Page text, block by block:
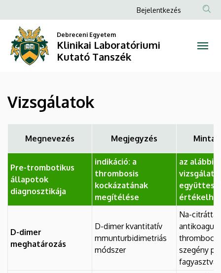
Klinikai
Laboratóriumi
Tanszék
a
tartalomra
Anonim
fiók
menüje
Bejelentkezés
Debreceni Egyetem
Klinikai Laboratóriumi
Kutató Tanszék
Vizsgálatok
Megnevezés Megjegyzés Minta
Pre-trombotikus
állapotok
diagnosztikája
indikáció: a
thrombosis
kockázatának
megítélése
az alábbi
D-dimer
meghatározás
D-dimer kvantitatív
mmunturbidimetriás
módszer
Na-citráttal
szegény
fagyasztva